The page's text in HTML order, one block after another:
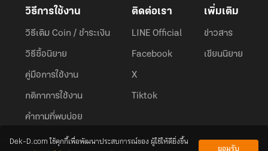
วิธีการใช้งาน
วิธีเติม Coin / ชำระเงิน
วิธีซื้อนิยาย
คู่มือการใช้งาน
กติกาการใช้งาน
คำถามที่พบบ่อย
ติดต่อเรา
LINE Official
Facebook
X
Tiktok
เพิ่มเติม
ข่าวสาร
เขียนนิยาย
Dek-D.com ใช้คุกกี้เพื่อพัฒนาประสบการณ์ของ ผู้ใช้ให้ดียิ่งขึ้น